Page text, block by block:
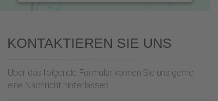
Platform&eRecht24
KONTAKTIEREN SIE UNS
Über das folgende Formular können Sie uns gerne
eine Nachricht hinterlassen.